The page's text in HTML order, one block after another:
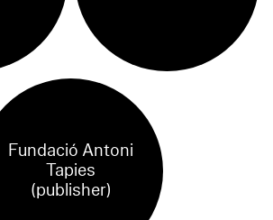
Fundació Antoni
Tapies
(publisher)